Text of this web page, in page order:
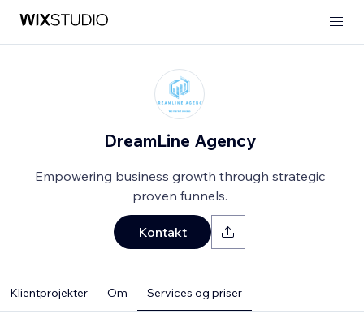
DreamLine Agency
Empowering business growth through strategic
proven funnels.
Kontakt
Klientprojekter Om Services og priser